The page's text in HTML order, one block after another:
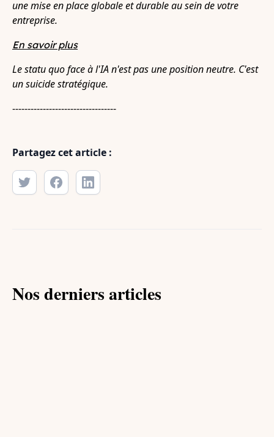
une mise en place globale et durable au sein de votre
entreprise.
En savoir plus
Le statu quo face à l'IA n'est pas une position neutre. C'est
un suicide stratégique.
----------------------------------
Partagez cet article :
Nos derniers articles